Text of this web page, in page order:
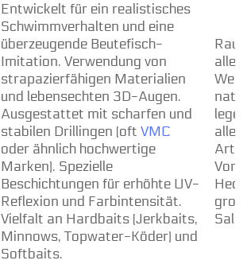
Entwickelt für ein realistisches
Schwimmverhalten und eine
überzeugende Beutefisch-
Imitation. Verwendung von
strapazierfähigen Materialien
und lebensechten 3D-Augen.
Ausgestattet mit scharfen und
stabilen Drillingen (oft VMC
oder ähnlich hochwertige
Marken). Spezielle
Beschichtungen für erhöhte UV-
Reflexion und Farbintensität.
Vielfalt an Hardbaits (Jerkbaits,
Minnows, Topwater-Köder) und
Softbaits.
aller
aller
Von